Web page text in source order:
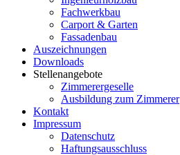
Fachwerkbau
Carport & Garten
Fassadenbau
Auszeichnungen
Downloads
Stellenangebote
Zimmerergeselle
Ausbildung zum Zimmerer
Kontakt
Impressum
Datenschutz
Haftungsausschluss